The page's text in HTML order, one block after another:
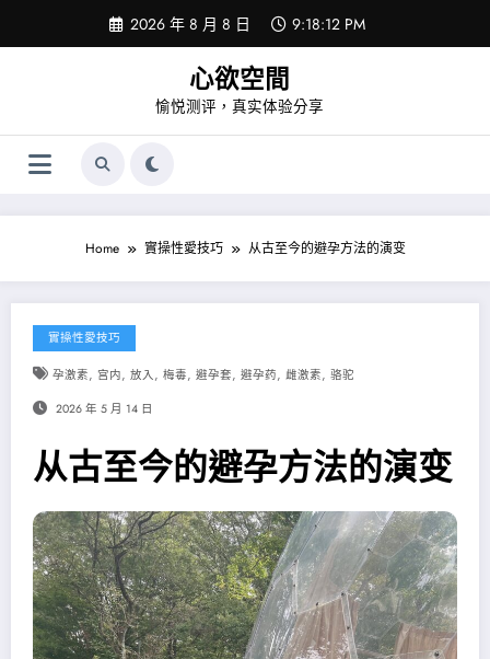
content
2026 年 8 月 8 日 9:18:12 PM
心欲空間
愉悦测评，真实体验分享
Home 實操性愛技巧 从古至今的避孕方法的演变
實操性愛技巧
孕激素, 宫内, 放入 , 梅毒, 避孕套, 避孕药, 雌激素, 骆驼
2026 年 5 月 14 日
从古至今的避孕方法的演变